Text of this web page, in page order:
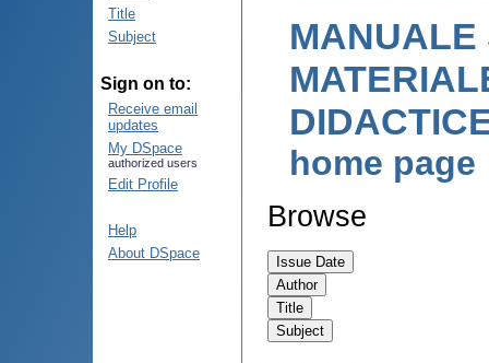
Title
Subject
Sign on to:
Receive email
updates
My DSpace
authorized users
Edit Profile
Help
About DSpace
MANUALE
home page
Browse